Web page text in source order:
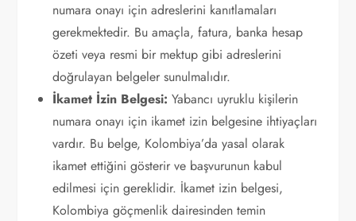
numara onayı için adreslerini kanıtlamaları
gerekmektedir. Bu amaçla, fatura, banka hesap
özeti veya resmi bir mektup gibi adreslerini
doğrulayan belgeler sunulmalıdır.
İkamet İzin Belgesi: Yabancı uyruklu kişilerin
numara onayı için ikamet izin belgesine ihtiyaçları
vardır. Bu belge, Kolombiya’da yasal olarak
ikamet ettiğini gösterir ve başvurunun kabul
edilmesi için gereklidir. İkamet izin belgesi,
Kolombiya göçmenlik dairesinden temin